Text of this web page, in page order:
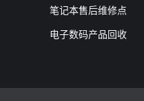
笔记本售后维修点
电子数码产品回收